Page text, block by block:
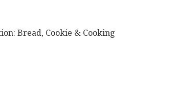
Bread, Cookie & Cooking